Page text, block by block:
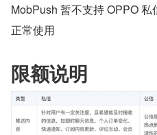
MobPush 暂不支持 OPPO
正常使用
限额说明